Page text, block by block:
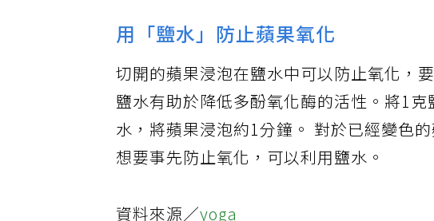
用「鹽水」防止蘋果氧化
切開的蘋果浸泡在鹽水中可以防止氧化，
鹽水有助於降低多酚氧化酶的活性。將1
水，將蘋果浸泡約1分鐘。 對於已經變色
想要事先防止氧化，可以利用鹽水。